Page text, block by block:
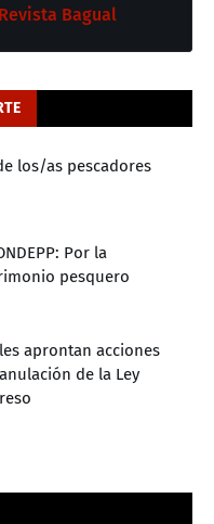
Bagual
los/as pescadores
Por la
pesquero
aprontan acciones
de la Ley